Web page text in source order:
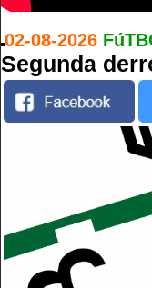
02-08-2026
Segunda